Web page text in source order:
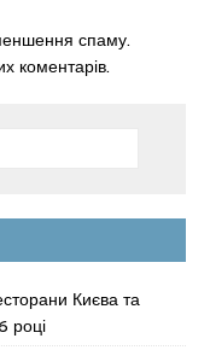
спаму.
коментарів.
Києва та
році